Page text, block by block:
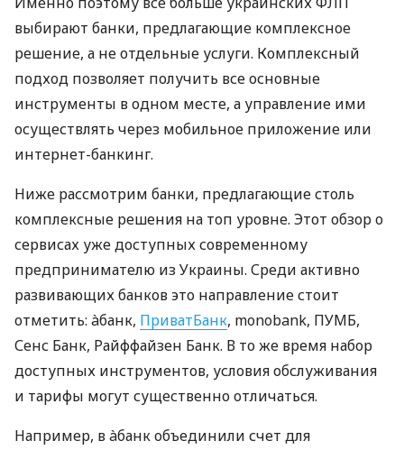
выбирают банки, предлагающие комплексное
решение, а не отдельные услуги. Комплексный
подход позволяет получить все основные
инструменты в одном месте, а управление ими
осуществлять через мобильное приложение или
интернет-банкинг.
Ниже рассмотрим банки, предлагающие столь
комплексные решения на топ уровне. Этот обзор о
сервисах уже доступных современному
предпринимателю из Украины. Среди активно
развивающих банков это направление стоит
отметить: àбанк, ПриватБанк, monobank, ПУМБ,
Сенс Банк, Райффайзен Банк. В то же время набор
доступных инструментов, условия обслуживания
и тарифы могут существенно отличаться.
Например, в àбанк объединили счет для